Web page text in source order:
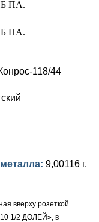
118/44
9,00116 г.
вверху розеткой
1/2 ДОЛЕЙ», в